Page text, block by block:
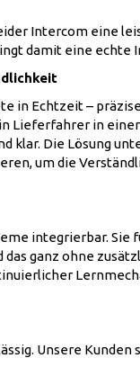
Intercom eine
damit eine echte
in Echtzeit –
Lieferfahrer in
klar. Die Lösung
um die
integrierbar. Sie
ganz ohne
Unsere Kunden